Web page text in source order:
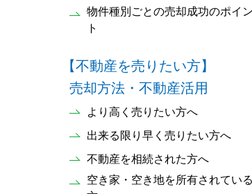
物件種別ごとの売却成功のポイン
ト
【不動産を売りたい方】
売却方法・不動産活用
より高く売りたい方へ
出来る限り早く売りたい方へ
不動産を相続された方へ
空き家・空き地を所有されている